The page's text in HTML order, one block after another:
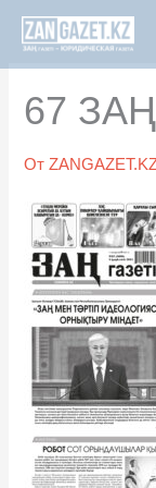
Перейти
содержимому
67 ЗАҢ
От